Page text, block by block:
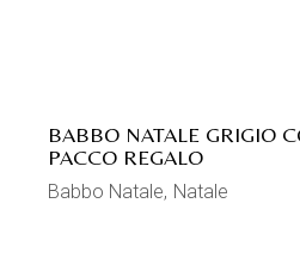
BABBO NATALE GRIGIO
PACCO REGALO
Babbo Natale Natale